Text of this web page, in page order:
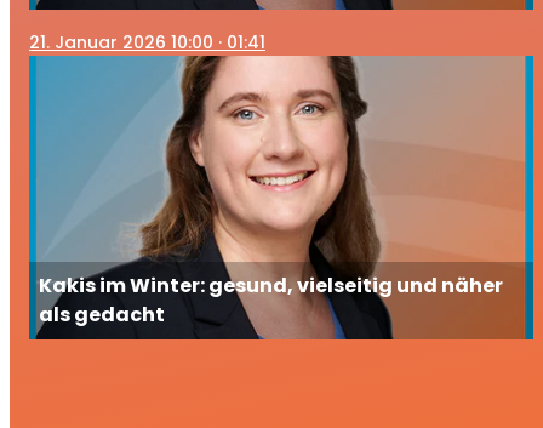
21. Januar 2026 10:00 · 01:41
Kakis im Winter: gesund, vielseitig und näher
als gedacht